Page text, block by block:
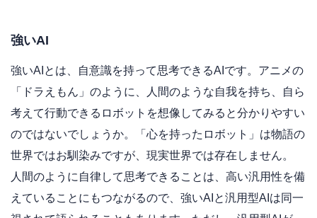
強いAI
強いAIとは、自意識を持って思考できるAIです。アニメの
「ドラえもん」のように、人間のような自我を持ち、自ら
考えて行動できるロボットを想像してみると分かりやすい
のではないでしょうか。「心を持ったロボット」は物語の
世界ではお馴染みですが、現実世界では存在しません。
人間のように自律して思考できることは、高い汎用性を備
えていることにもつながるので、強いAIと汎用型AIは同一